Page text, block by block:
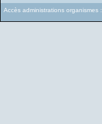
Accès administrations organismes :